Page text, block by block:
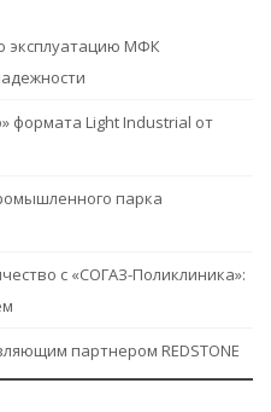
эксплуатацию МФК
формата Light Industrial от
парка
с «СОГАЗ-Поликлиника»:
партнером REDSTONE